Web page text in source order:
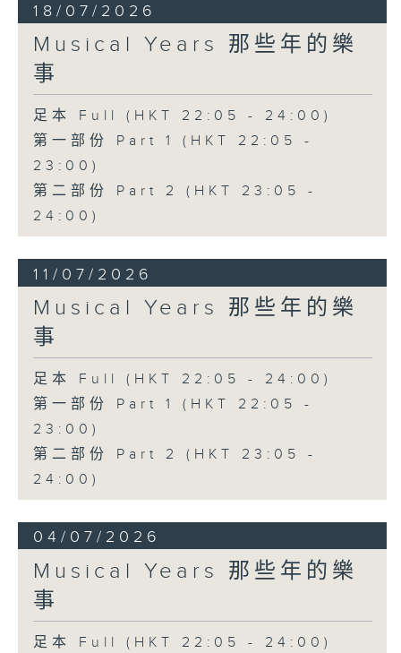
18/07/2026
Musical Years 那些年的樂
事
足本 Full (HKT 22:05 - 24:00)
第一部份 Part 1 (HKT 22:05 -
23:00)
第二部份 Part 2 (HKT 23:05 -
24:00)
11/07/2026
Musical Years 那些年的樂
事
足本 Full (HKT 22:05 - 24:00)
第一部份 Part 1 (HKT 22:05 -
23:00)
第二部份 Part 2 (HKT 23:05 -
24:00)
04/07/2026
Musical Years 那些年的樂
事
足本 Full (HKT 22:05 - 24:00)